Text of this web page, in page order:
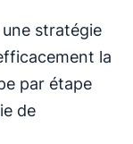
stratégie
la
par étape
de